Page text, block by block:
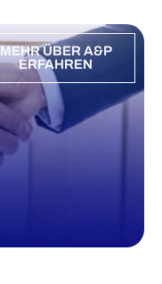
MEHR ÜBER A&P
ERFAHREN